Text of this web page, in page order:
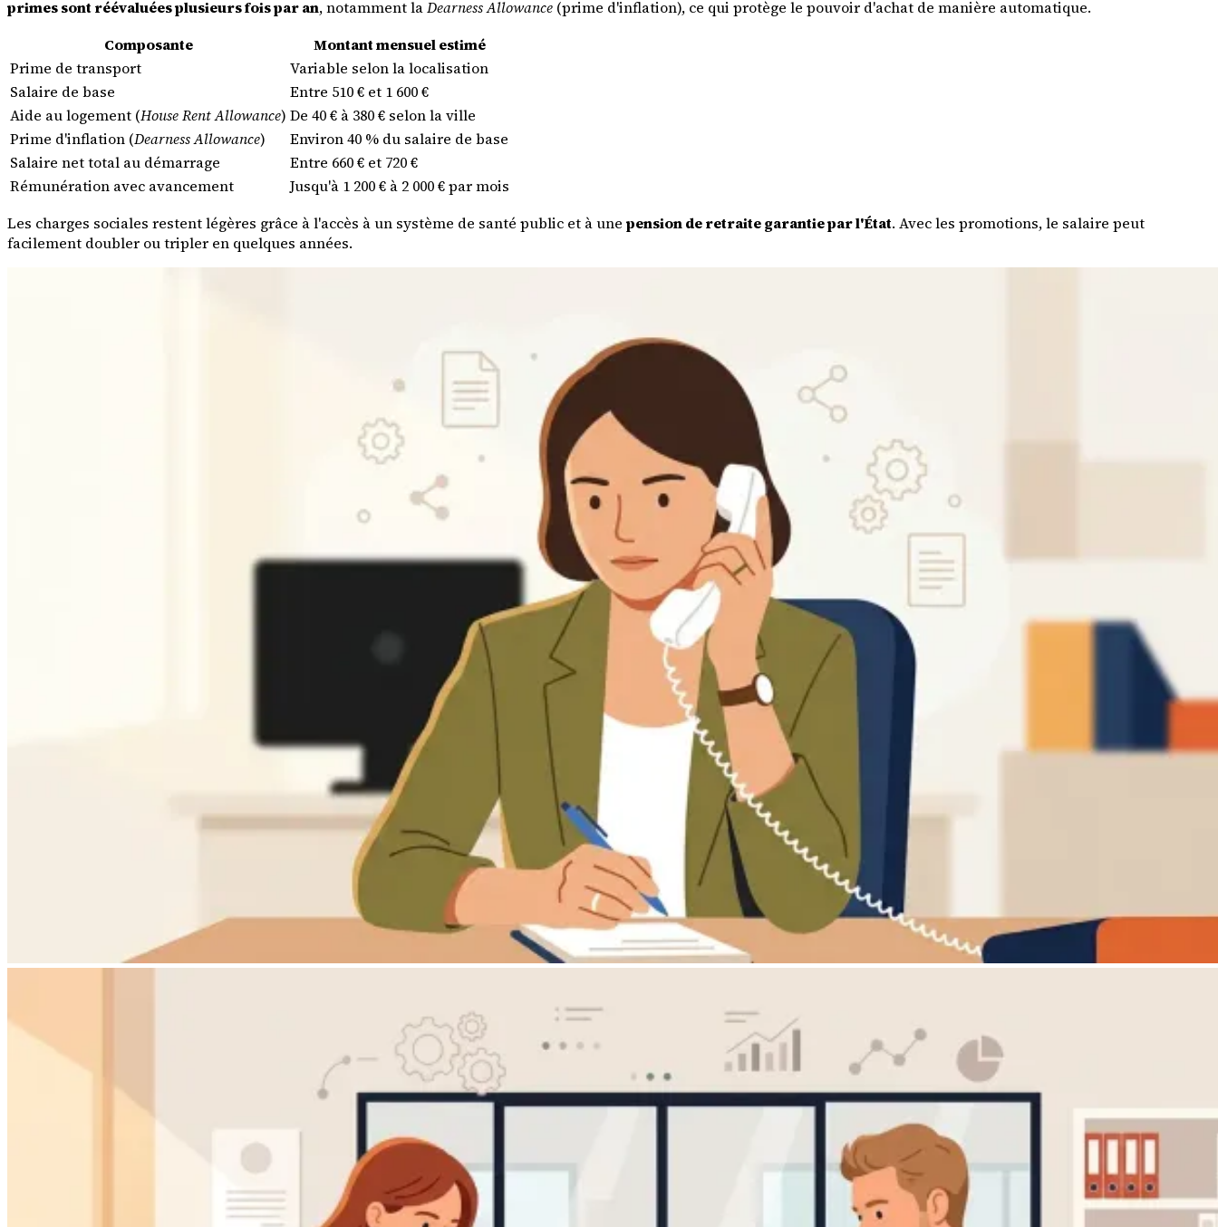
primes sont réévaluées plusieurs fois par an, notamment laDearness Allowance (prime d'inflation), ce qui protège le pouvoir d'achat de manière automatique.
Composante
Montant mensuel estimé
Prime de transport
Variable selon la localisation
Salaire de base
Entre 510 € et 1 600 €
Aide au logement (House Rent Allowance) De 40 € à 380 € selon la ville
Prime d'inflation (Dearness Allowance)
Environ 40 % du salaire de base
Salaire net total au démarrage
Entre 660 € et 720 €
Rémunération avec avancement
Jusqu'à 1 200 € à 2 000 € par mois
Les charges sociales restent légères grâce à l'accès à un système de santé public et à une pension de retraite garantie par l'État. Avec les promotions, le salaire peut
facilement doubler ou tripler en quelques années.